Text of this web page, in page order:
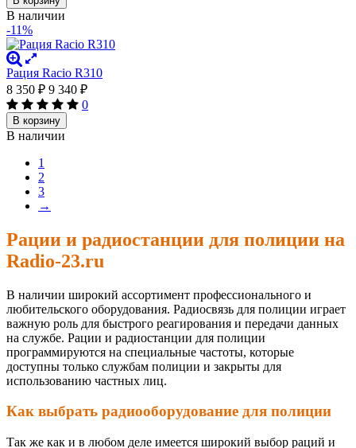
В наличии
-11%
Рация Racio R310
8 350 ₽ 9 340 ₽
0
В корзину
В наличии
1
2
3
→
Рации и радиостанции для полиции на
Radio-23.ru
В наличии широкий ассортимент профессионального и
любительского оборудования. Радиосвязь для полиции играет
важную роль для быстрого реагирования и передачи данных
на службе. Рации и радиостанции для полиции
программируются на специальные частоты, которые
доступны только службам полиции и закрыты для
использованию частных лиц.
Как выбрать радиооборудование для полиции
Так же как и в любом деле имеется широкий выбор раций и